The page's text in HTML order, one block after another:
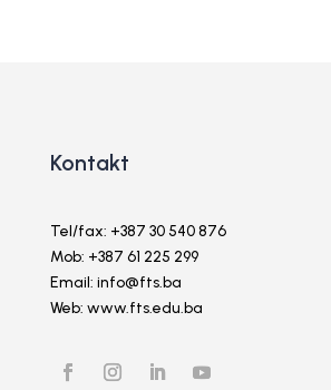
Kontakt
Tel/fax: +387 30 540 876
Mob: +387 61 225 299
Email: info@fts.ba
Web: www.fts.edu.ba